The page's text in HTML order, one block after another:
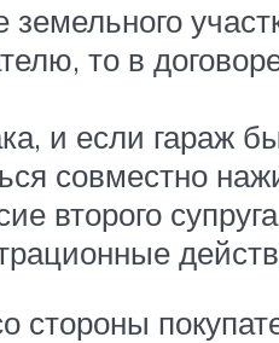
то в
и если гараж
совместно
второго
стороны